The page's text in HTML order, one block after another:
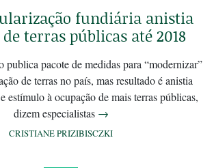
fundiária anistia
terras públicas até 2018
publica pacote de medidas para “modernizar”
de terras no país, mas resultado é anistia
estímulo à ocupação de mais terras públicas,
dizem especialistas →
CRISTIANE PRIZIBISCZKI